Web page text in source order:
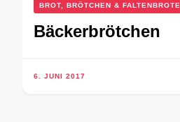
BROT, BRÖTCHEN & FALTENBROTE
Bäckerbrötchen
6. JUNI 2017